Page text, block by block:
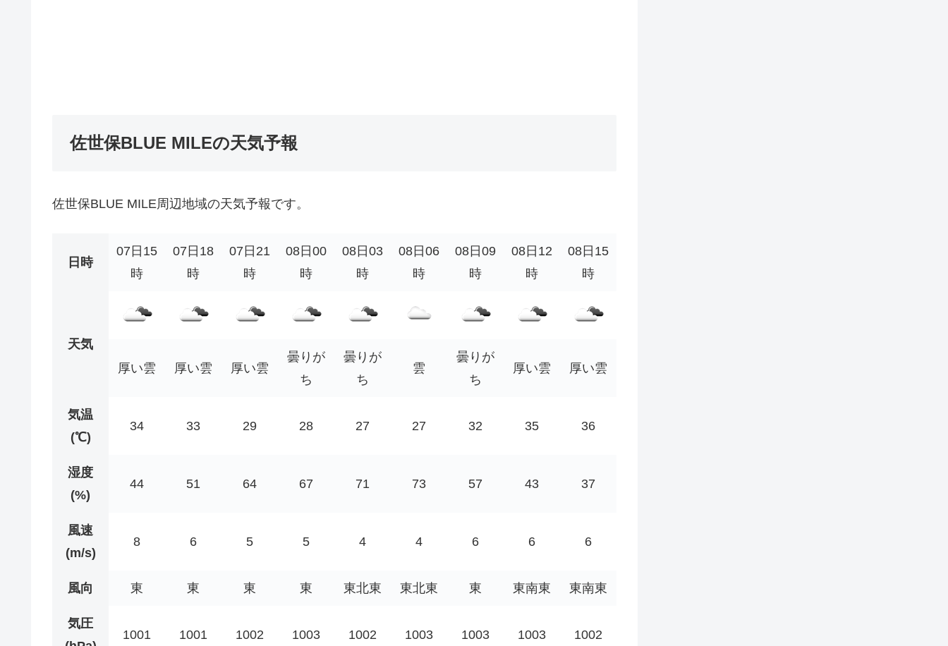
佐世保BLUE MILEの天気予報
佐世保BLUE MILE周辺地域の天気予報です。
日時
07日15
時
07日18
時
07日21
時
08日00
時
08日03
時
08日06
時
08日09
時
08日12
時
08日15
時
天気
厚い雲
厚い雲 厚い雲
曇りが
ち
曇りが
ち
雲
曇りが
ち
厚い雲 厚い雲
気温
(℃)
34 33 29 28 27 27 32 35 36
湿度
(%)
44 51 64 67 71 73 57 43 37
風速
(m/s)
8 6 5 5 4 4 6 6 6
風向 東 東 東 東 東北東 東北東 東 東南東 東南東
気圧
1001 1001 1002 1003 1002 1003 1003 1003 1002